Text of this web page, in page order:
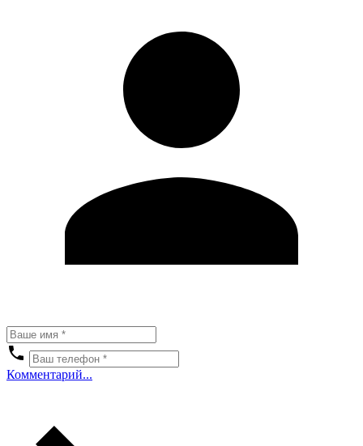
Комментарий...